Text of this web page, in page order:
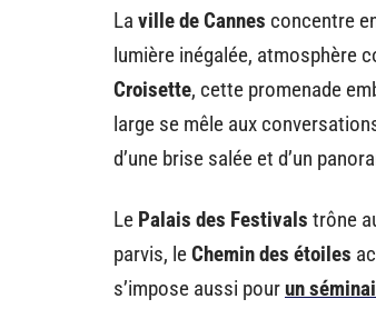
La ville de Cannes concentre
lumière inégalée, atmosphère
Croisette, cette promenade
large se mêle aux
d’une brise salée et d’un
Le Palais des Festivals trône
parvis, leChemin des étoiles
s’impose aussi pour un